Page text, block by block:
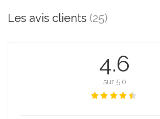
Les avis clients (25)
4.6
sur 5.0